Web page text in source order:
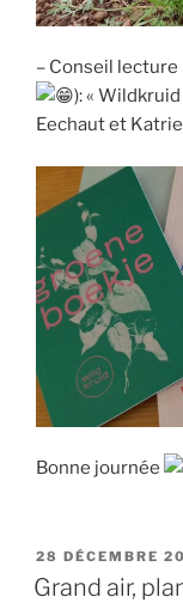
– Conseil
): «
Eechaut et
Bonne journée
PUBLIÉ
LE
28 DÉCEMBRE
Grand air,